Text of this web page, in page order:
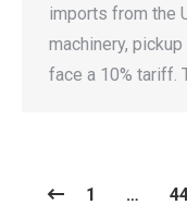
imports from the
machinery,
face a 10% tariff.
1 …